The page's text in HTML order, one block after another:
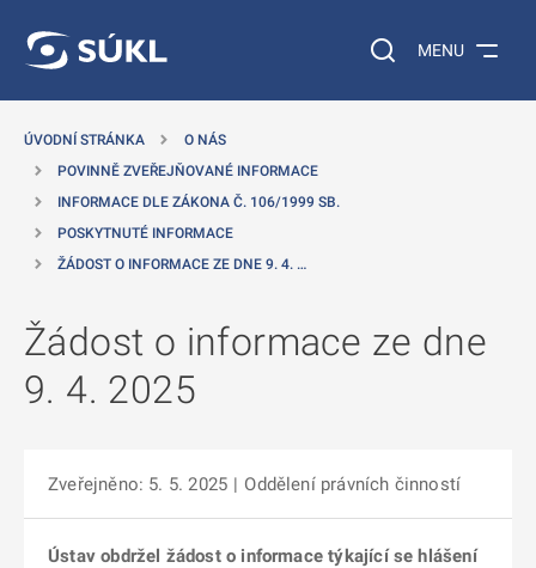
Vyhledávání na
MENU
ÚVODNÍ STRÁNKA
O NÁS
POVINNĚ ZVEŘEJŇOVANÉ INFORMACE
INFORMACE DLE ZÁKONA Č. 106/1999 SB.
POSKYTNUTÉ INFORMACE
ŽÁDOST O INFORMACE ZE DNE 9. 4. …
Žádost o informace ze dne
9. 4. 2025
Zveřejněno: 5. 5. 2025 | Oddělení právních činností
Ústav obdržel žádost o informace týkající se hlášení